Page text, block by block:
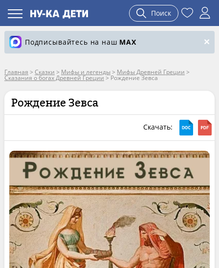
Поиск
Подписывайтесь на наш MAX
Главная > Сказки > Мифы и легенды > Мифы Древней Греции >
Сказания о богах Древней Греции>Рождение Зевса
Рождение Зевса
Скачать: